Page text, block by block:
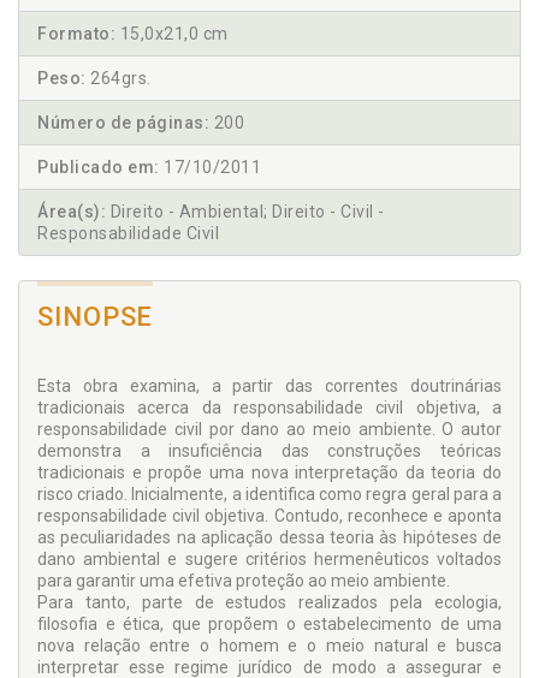
Formato: 15,0x21,0 cm
Peso: 264grs.
Número de páginas: 200
Publicado em: 17/10/2011
Área(s): Direito - Ambiental; Direito - Civil -
Responsabilidade Civil
SINOPSE
Esta obra examina, a partir das correntes doutrinárias
tradicionais acerca da responsabilidade civil objetiva, a
responsabilidade civil por dano ao meio ambiente. O autor
demonstra a insuficiência das construções teóricas
tradicionais e propõe uma nova interpretação da teoria do
risco criado. Inicialmente, a identifica como regra geral para a
responsabilidade civil objetiva. Contudo, reconhece e aponta
as peculiaridades na aplicação dessa teoria às hipóteses de
dano ambiental e sugere critérios hermenêuticos voltados
para garantir uma efetiva proteção ao meio ambiente.
Para tanto, parte de estudos realizados pela ecologia,
filosofia e ética, que propõem o estabelecimento de uma
nova relação entre o homem e o meio natural e busca
interpretar esse regime jurídico de modo a assegurar e